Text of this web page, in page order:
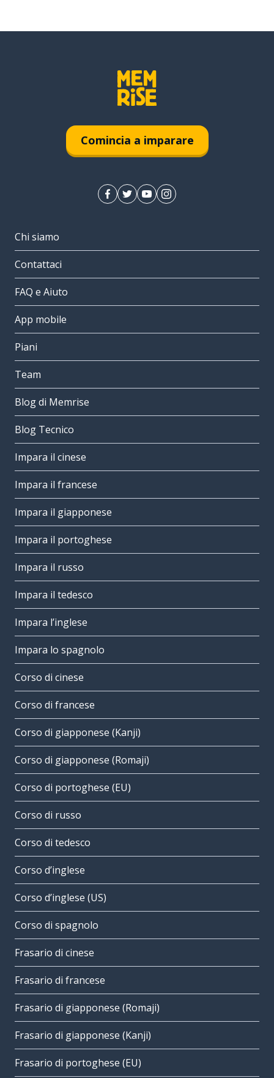
Comincia a imparare
Chi siamo
Contattaci
FAQ e Aiuto
App mobile
Piani
Team
Blog di Memrise
Blog Tecnico
Impara il cinese
Impara il francese
Impara il giapponese
Impara il portoghese
Impara il russo
Impara il tedesco
Impara l’inglese
Impara lo spagnolo
Corso di cinese
Corso di francese
Corso di giapponese (Kanji)
Corso di giapponese (Romaji)
Corso di portoghese (EU)
Corso di russo
Corso di tedesco
Corso d’inglese
Corso d’inglese (US)
Corso di spagnolo
Frasario di cinese
Frasario di francese
Frasario di giapponese (Romaji)
Frasario di giapponese (Kanji)
Frasario di portoghese (EU)